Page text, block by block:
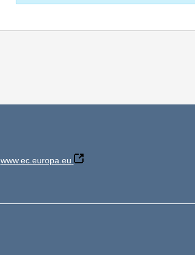
www.ec.europa.eu